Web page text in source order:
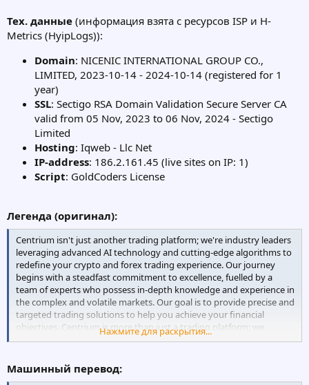
Тех. данные (информация взята с ресурсов ISP и H-
Metrics (HyipLogs)):
Domain: NICENIC INTERNATIONAL GROUP CO.,
LIMITED, 2023-10-14 - 2024-10-14 (registered for 1
year)
SSL: Sectigo RSA Domain Validation Secure Server CA
valid from 05 Nov, 2023 to 06 Nov, 2024 - Sectigo
Limited
Hosting: Iqweb - Llc Net
IP-address: 186.2.161.45 (live sites on IP: 1)
Script: GoldCoders License
Легенда (оригинал):
Centrium isn't just another trading platform; we're industry leaders
leveraging advanced AI technology and cutting-edge algorithms to
redefine your crypto and forex trading experience. Our journey
begins with a steadfast commitment to excellence, fuelled by a
team of experts who possess in-depth knowledge and experience in
the complex and volatile markets. Our goal is to provide precise and
targeted trading solutions to help you achieve your financial
objectives. Centrium is more than just a trading platform; we
represent innovation in the crypto and forex trading world. Join us
changing financial markets, making your path to financial freedom
clearer and more achievable than ever.
Нажмите для раскрытия...
Машинный перевод: